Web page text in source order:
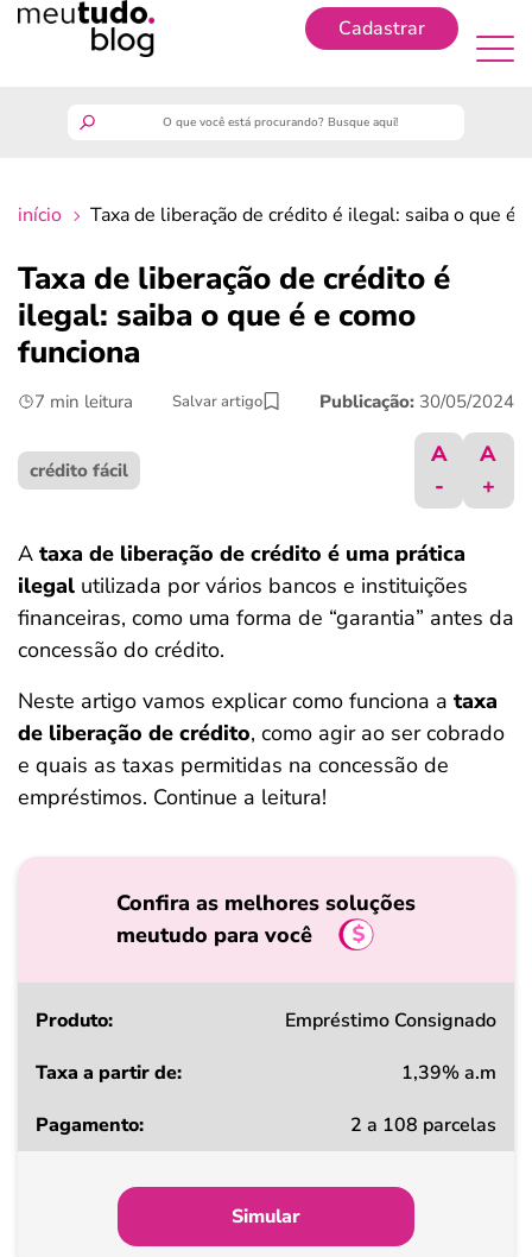
Cadastrar
finanças
benefícios
últimas notícias
ferramentas
início Taxa de liberação de crédito é ilegal: saiba o que é
Taxa de liberação de crédito é
ilegal: saiba o que é e como
funciona
7 min leitura Salvar artigo Publicação: 30/05/2024
crédito fácil
A
-
A
+
A taxa de liberação de crédito é uma prática
ilegal utilizada por vários bancos e instituições
financeiras, como uma forma de “garantia” antes da
concessão do crédito.
Neste artigo vamos explicar como funciona a taxa
de liberação de crédito, como agir ao ser cobrado
e quais as taxas permitidas na concessão de
empréstimos. Continue a leitura!
Confira as melhores soluções
meutudo para você
Produto
a
Empréstimo Consignado
1,39% a.m
2 a 108 parcelas
Simular